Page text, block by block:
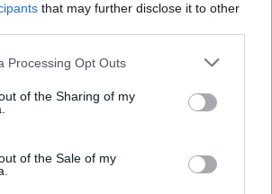
that may further disclose it to other
Processing Opt Outs
of the Sharing of my
of the Sale of my